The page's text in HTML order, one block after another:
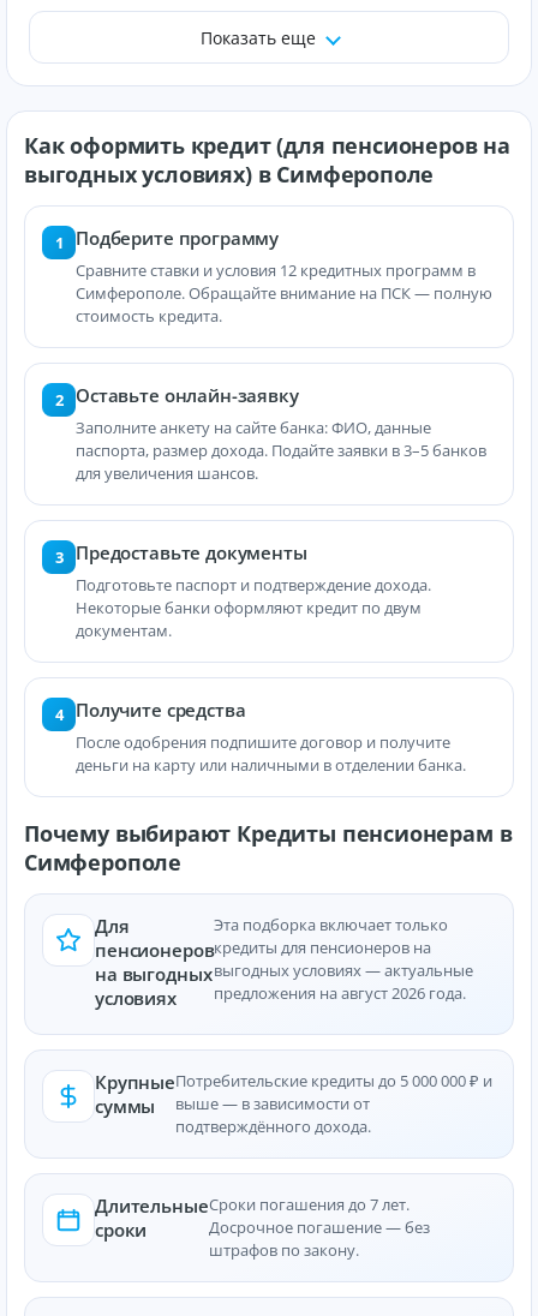
Показать еще
Как оформить кредит (для пенсионеров на
выгодных условиях) в Симферополе
1 Подберите программу
Сравните ставки и условия 12 кредитных программ в
Симферополе. Обращайте внимание на ПСК — полную
стоимость кредита.
2 Оставьте онлайн-заявку
Заполните анкету на сайте банка: ФИО, данные
паспорта, размер дохода. Подайте заявки в 3–5 банков
для увеличения шансов.
3 Предоставьте документы
Подготовьте паспорт и подтверждение дохода.
Некоторые банки оформляют кредит по двум
документам.
4 Получите средства
После одобрения подпишите договор и получите
деньги на карту или наличными в отделении банка.
Почему выбирают Кредиты пенсионерам в
Симферополе
Для
пенсионеров
на выгодных
условиях
Эта подборка включает только
кредиты для пенсионеров на
выгодных условиях — актуальные
предложения на август 2026 года.
Крупные
суммы
Потребительские кредиты до 5 000 000 ₽ и
выше — в зависимости от
подтверждённого дохода.
Длительные
сроки
Сроки погашения до 7 лет.
Досрочное погашение — без
штрафов по закону.